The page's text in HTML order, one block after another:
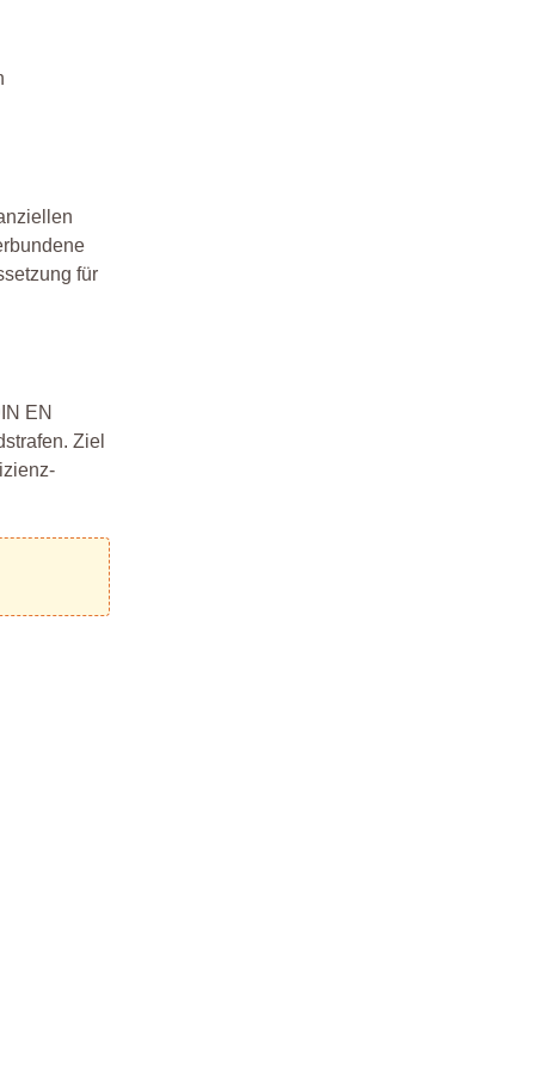
für
EN
Ziel